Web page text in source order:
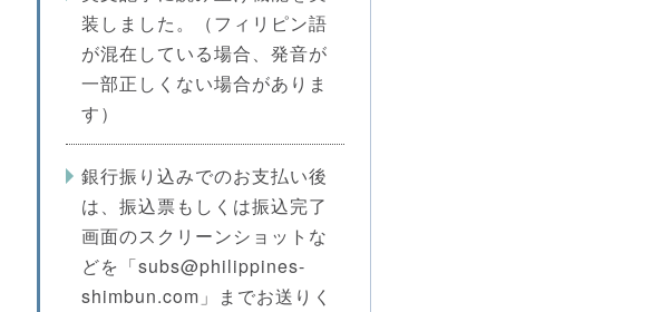
装しました。（フィリピン語
が混在している場合、発音が
一部正しくない場合がありま
す）
銀行振り込みでのお支払い後
は、振込票もしくは振込完了
画面のスクリーンショットな
どを「subs@philippines-
shimbun.com」までお送りく